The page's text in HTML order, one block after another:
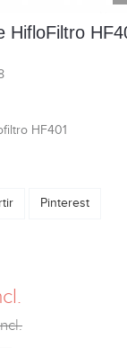
HifloFiltro
HF401
Pinterest